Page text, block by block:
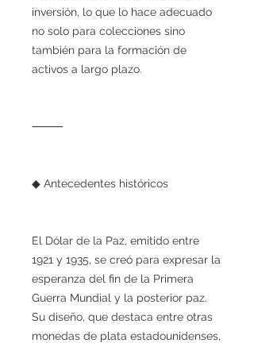
inversión, lo que lo hace adecuado
no solo para colecciones sino
también para la formación de
activos a largo plazo.
⸻
◆ Antecedentes históricos
El Dólar de la Paz, emitido entre
1921 y 1935, se creó para expresar la
esperanza del fin de la Primera
Guerra Mundial y la posterior paz.
Su diseño, que destaca entre otras
monedas de plata estadounidenses,